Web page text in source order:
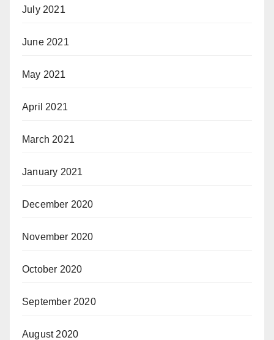
July 2021
June 2021
May 2021
April 2021
March 2021
January 2021
December 2020
November 2020
October 2020
September 2020
August 2020